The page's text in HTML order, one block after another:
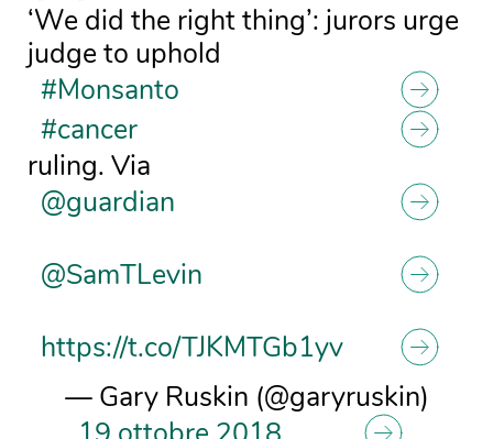
‘We did the right thing’: jurors urge
judge to uphold
#Monsanto
#cancer
ruling. Via ⁦
@guardian
@SamTLevin
https://t.co/TJKMTGb1yv
— Gary Ruskin (@garyruskin)